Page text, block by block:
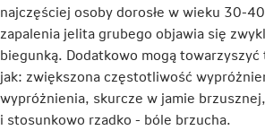
najczęściej osoby dorosłe w wieku 30-
zapalenia jelita grubego objawia się
biegunką. Dodatkowo mogą
jak: zwiększona częstotliwość
wypróżnienia, skurcze w jamie
i stosunkowo rzadko - bóle brzucha.